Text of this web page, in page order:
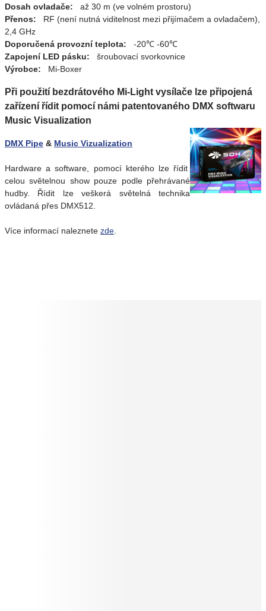
Dosah ovladače: až 30 m (ve volném prostoru)
Přenos: RF (není nutná viditelnost mezi přijímačem a ovladačem),
2,4 GHz
Doporučená provozní teplota: -20℃ -60℃
Zapojení LED pásku: šroubovací svorkovnice
Výrobce: Mi-Boxer
Při použití bezdrátového Mi-Light vysílače lze připojená
zařízení řídit pomocí námi patentovaného DMX softwaru
Music Visualization
DMX Pipe & Music Vizualization
Hardware a software, pomocí kterého lze řídit
celou světelnou show pouze podle přehrávané
hudby. Řídit lze veškerá světelná technika
ovládaná přes DMX512.
Více informací naleznete zde